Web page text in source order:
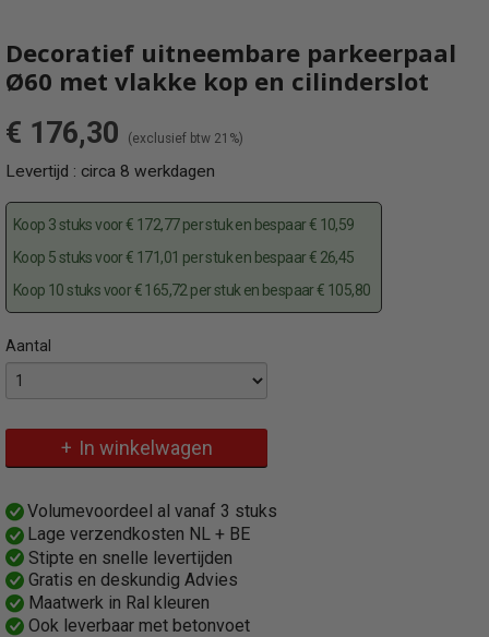
Decoratief uitneembare parkeerpaal
Ø60 met vlakke kop en cilinderslot
€ 176,30 (exclusief btw 21%)
Levertijd : circa 8 werkdagen
Koop 3 stuks voor € 172,77 per stuk en bespaar € 10,59
Koop 5 stuks voor € 171,01 per stuk en bespaar € 26,45
Koop 10 stuks voor € 165,72 per stuk en bespaar € 105,80
Aantal
In winkelwagen
Specificaties
464ZB-1
EAN code
Productcode leverancier
464ZB
Bruto gewicht
7,50 Kg
Omschrijving
Volumevoordeel al vanaf 3 stuks
Lage verzendkosten NL + BE
Stipte en snelle levertijden
Gratis en deskundig Advies
Maatwerk in Ral kleuren
Ook leverbaar met betonvoet